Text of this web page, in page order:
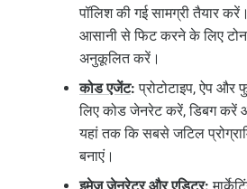
पॉलिश की गई सामग्री तैयार
आसानी से फिट करने के लिए
अनुकूलित करें।
कोड एजेंट: प्रोटोटाइप, ऐप
लिए कोड जेनरेट करें, डिबग करें
यहां तक कि सबसे जटिल
बनाएं।